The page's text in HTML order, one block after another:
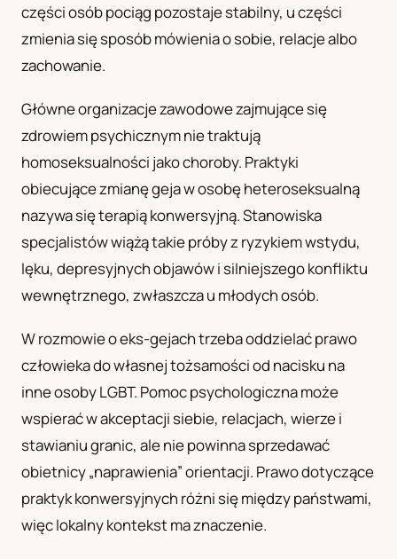
części osób pociąg pozostaje stabilny, u części
zmienia się sposób mówienia o sobie, relacje albo
zachowanie.
Główne organizacje zawodowe zajmujące się
zdrowiem psychicznym nie traktują
homoseksualności jako choroby. Praktyki
obiecujące zmianę geja w osobę heteroseksualną
nazywa się terapią konwersyjną. Stanowiska
specjalistów wiążą takie próby z ryzykiem wstydu,
lęku, depresyjnych objawów i silniejszego konfliktu
wewnętrznego, zwłaszcza u młodych osób.
W rozmowie o eks-gejach trzeba oddzielać prawo
człowieka do własnej tożsamości od nacisku na
inne osoby LGBT. Pomoc psychologiczna może
wspierać w akceptacji siebie, relacjach, wierze i
stawianiu granic, ale nie powinna sprzedawać
obietnicy „naprawienia” orientacji. Prawo dotyczące
praktyk konwersyjnych różni się między państwami,
więc lokalny kontekst ma znaczenie.